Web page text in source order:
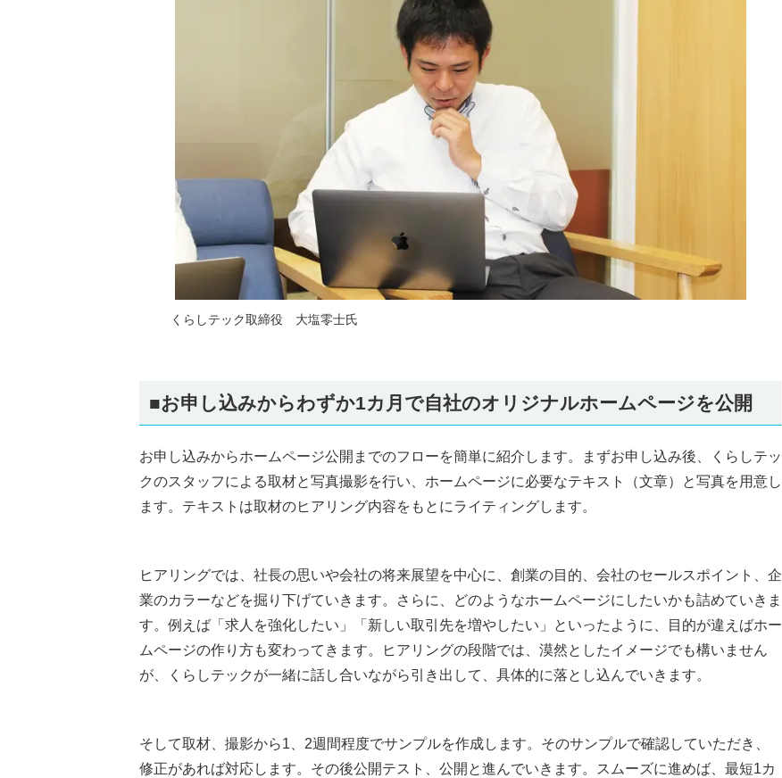
くらしテック取締役 大塩零士氏
■お申し込みからわずか1カ月で自社のオリジナルホームページを公開
お申し込みからホームページ公開までのフローを簡単に紹介します。まずお申し込み後、くらしテッ
クのスタッフによる取材と写真撮影を行い、ホームページに必要なテキスト（文章）と写真を用意し
ます。テキストは取材のヒアリング内容をもとにライティングします。
ヒアリングでは、社長の思いや会社の将来展望を中心に、創業の目的、会社のセールスポイント、企
業のカラーなどを掘り下げていきます。さらに、どのようなホームページにしたいかも詰めていきま
す。例えば「求人を強化したい」「新しい取引先を増やしたい」といったように、目的が違えばホー
ムページの作り方も変わってきます。ヒアリングの段階では、漠然としたイメージでも構いません
が、くらしテックが一緒に話し合いながら引き出して、具体的に落とし込んでいきます。
そして取材、撮影から1、2週間程度でサンプルを作成します。そのサンプルで確認していただき、
修正があれば対応します。その後公開テスト、公開と進んでいきます。スムーズに進めば、最短1カ